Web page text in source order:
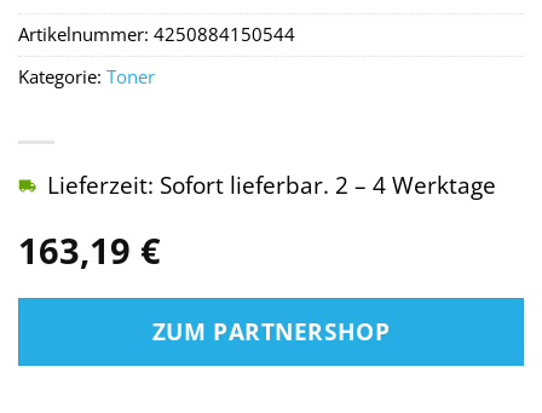
163,19 €
Lieferzeit: Sofort lieferbar. 2 – 4 Werktage
ZUM PARTNERSHOP
Artikelnummer: 4250884150544
Kategorie: Toner